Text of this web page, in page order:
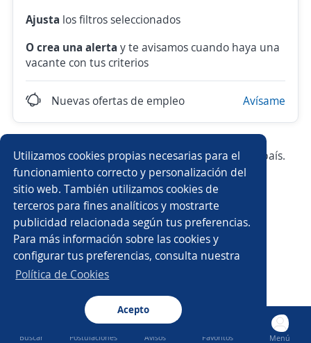
Utilizamos cookies propias necesarias para el
funcionamiento correcto y personalización del
sitio web. También utilizamos cookies de
terceros para fines analíticos y mostrarte
publicidad relacionada según tus preferencias.
Para más información sobre las cookies y
configurar tus preferencias, consulta nuestra
Política de Cookies
Acepto
Buscar Postulaciones Avisos Favoritos Menú
Ajusta los filtros seleccionados
O crea una alerta y te avisamos cuando haya una
vacante con tus criterios
Nuevas ofertas de empleo Avísame
Prueba con los empleos más demandados del país.
Auxiliar de almacén Ejecutivo/a de ventas
Auxiliar contable Motociclista Cocinero/a
Asesor/a de ventas Impulsador/a Técnico/a
Asistente de producción